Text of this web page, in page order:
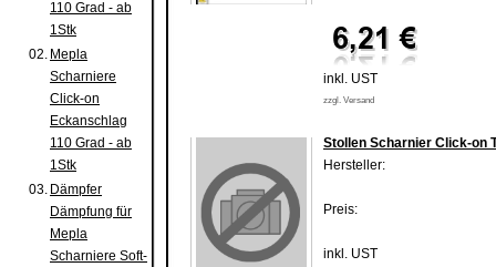
110 Grad - ab
1Stk
02. Mepla
Scharniere
Click-on
Eckanschlag
110 Grad - ab
1Stk
03. Dämpfer
Dämpfung für
Mepla
Scharniere Soft-
inkl. UST
zzgl. Versand
Stollen Scharnier Click-on
Hersteller:
Preis:
inkl. UST